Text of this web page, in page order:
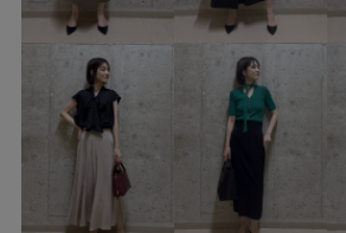
ROPÉ TOPS ROPÉ_DENIM
ROPÉ_RECOMMEND BOTTOMS
Spring BLOUSE Sサイズフェア対象
【E'POR】 きれいに見える きれいめ
きれいめカジュアル しっかりホールド